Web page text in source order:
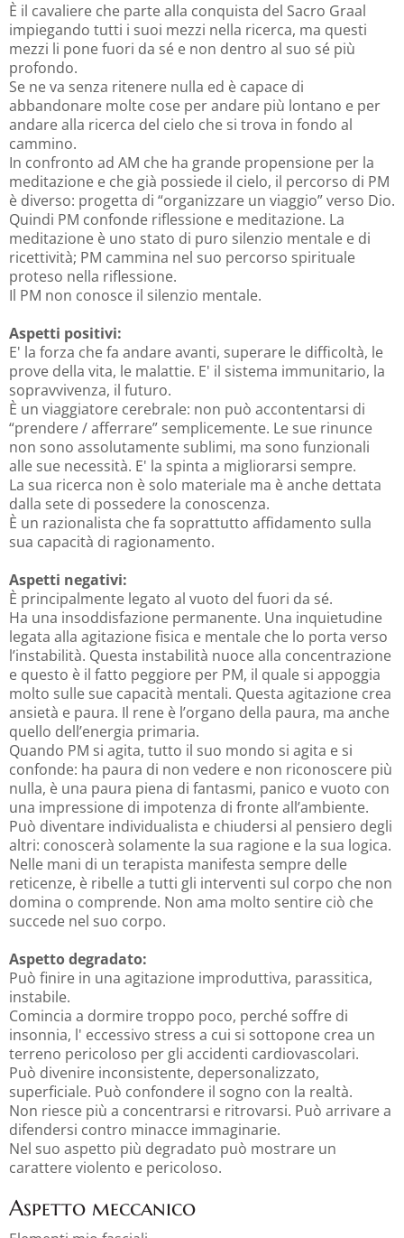
È il cavaliere che parte alla conquista del Sacro Graal
impiegando tutti i suoi mezzi nella ricerca, ma questi
mezzi li pone fuori da sé e non dentro al suo sé più
profondo.
Se ne va senza ritenere nulla ed è capace di
abbandonare molte cose per andare più lontano e per
andare alla ricerca del cielo che si trova in fondo al
cammino.
In confronto ad AM che ha grande propensione per la
meditazione e che già possiede il cielo, il percorso di PM
è diverso: progetta di “organizzare un viaggio” verso Dio.
Quindi PM confonde riflessione e meditazione. La
meditazione è uno stato di puro silenzio mentale e di
ricettività; PM cammina nel suo percorso spirituale
proteso nella riflessione.
Il PM non conosce il silenzio mentale.
Aspetti positivi:
E' la forza che fa andare avanti, superare le difficoltà, le
prove della vita, le malattie. E' il sistema immunitario, la
sopravvivenza, il futuro.
È un viaggiatore cerebrale: non può accontentarsi di
“prendere / afferrare” semplicemente. Le sue rinunce
non sono assolutamente sublimi, ma sono funzionali
alle sue necessità. E' la spinta a migliorarsi sempre.
La sua ricerca non è solo materiale ma è anche dettata
dalla sete di possedere la conoscenza.
È un razionalista che fa soprattutto affidamento sulla
sua capacità di ragionamento.
Aspetti negativi:
È principalmente legato al vuoto del fuori da sé.
Ha una insoddisfazione permanente. Una inquietudine
legata alla agitazione fisica e mentale che lo porta verso
l’instabilità. Questa instabilità nuoce alla concentrazione
e questo è il fatto peggiore per PM, il quale si appoggia
molto sulle sue capacità mentali. Questa agitazione crea
ansietà e paura. Il rene è l’organo della paura, ma anche
quello dell’energia primaria.
Quando PM si agita, tutto il suo mondo si agita e si
confonde: ha paura di non vedere e non riconoscere più
nulla, è una paura piena di fantasmi, panico e vuoto con
una impressione di impotenza di fronte all’ambiente.
Può diventare individualista e chiudersi al pensiero degli
altri: conoscerà solamente la sua ragione e la sua logica.
Nelle mani di un terapista manifesta sempre delle
reticenze, è ribelle a tutti gli interventi sul corpo che non
domina o comprende. Non ama molto sentire ciò che
succede nel suo corpo.
Aspetto degradato:
Può finire in una agitazione improduttiva, parassitica,
instabile.
Comincia a dormire troppo poco, perché soffre di
insonnia, l' eccessivo stress a cui si sottopone crea un
terreno pericoloso per gli accidenti cardiovascolari.
Può divenire inconsistente, depersonalizzato,
superficiale. Può confondere il sogno con la realtà.
Non riesce più a concentrarsi e ritrovarsi. Può arrivare a
difendersi contro minacce immaginarie.
Nel suo aspetto più degradato può mostrare un
carattere violento e pericoloso.
Aspetto meccanico